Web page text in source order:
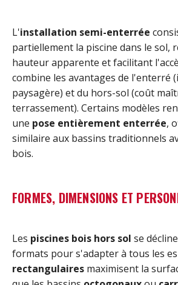
L'installation semi-enterrée
partiellement la piscine dans le sol,
hauteur apparente et facilitant
combine les avantages de l'enterré
paysagère) et du hors-sol (coût
terrassement). Certains modèles
une pose entièrement enterrée,
similaire aux bassins traditionnels
bois.
FORMES, DIMENSIONS ET
Les piscines bois hors sol se
formats pour s'adapter à tous les
rectangulaires maximisent la